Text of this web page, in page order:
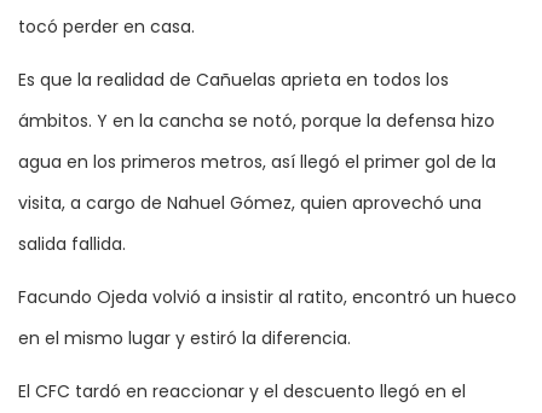
tocó perder en casa.
Es que la realidad de Cañuelas aprieta en todos los
ámbitos. Y en la cancha se notó, porque la defensa hizo
agua en los primeros metros, así llegó el primer gol de la
visita, a cargo de Nahuel Gómez, quien aprovechó una
salida fallida.
Facundo Ojeda volvió a insistir al ratito, encontró un hueco
en el mismo lugar y estiró la diferencia.
El CFC tardó en reaccionar y el descuento llegó en el